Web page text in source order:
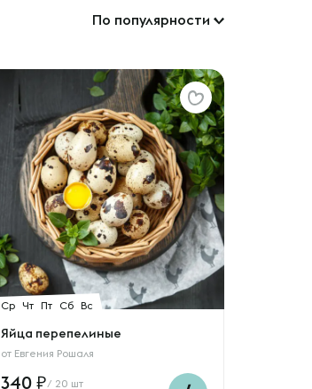
По популярности
Ср Чт Пт Сб Вс
Яйца перепелиные
от Евгения Рошаля
340 / 20 шт